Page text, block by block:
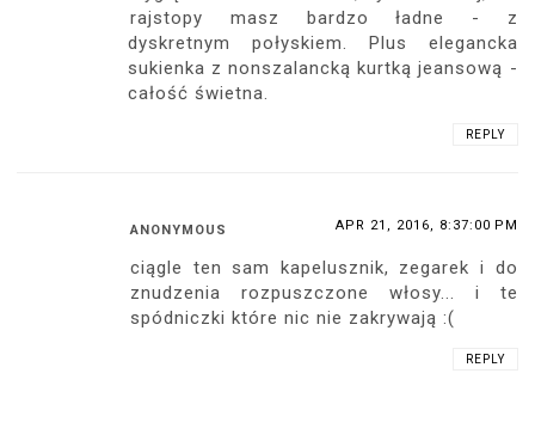
rajstopy masz bardzo ładne - z
dyskretnym połyskiem. Plus elegancka
sukienka z nonszalancką kurtką jeansową -
całość świetna.
REPLY
ANONYMOUS APR 21, 2016, 8:37:00 PM
ciągle ten sam kapelusznik, zegarek i do
znudzenia rozpuszczone włosy... i te
spódniczki które nic nie zakrywają :(
REPLY